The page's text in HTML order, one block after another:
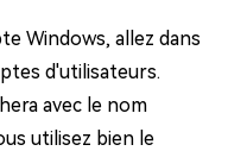
Windows, allez dans
d'utilisateurs.
avec le nom
utilisez bien le